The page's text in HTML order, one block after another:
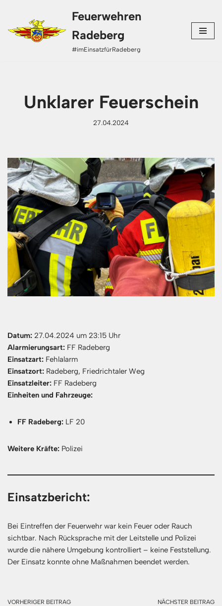
Zum
Inhalt
Feuerwehren
Radeberg
#imEinsatzfürRadeberg
Unklarer Feuerschein
27.04.2024
Datum: 27.04.2024 um 23:15 Uhr
Alarmierungsart: FF Radeberg
Einsatzart: Fehlalarm
Einsatzort: Radeberg, Friedrichtaler Weg
Einsatzleiter: FF Radeberg
Einheiten und Fahrzeuge:
FF Radeberg: LF 20
Weitere Kräfte: Polizei
Einsatzbericht:
Bei Eintreffen der Feuerwehr war kein Feuer oder Rauch
sichtbar. Nach Rücksprache mit der Leitstelle und Polizei
wurde die nähere Umgebung kontrolliert – keine Feststellung.
Der Einsatz konnte ohne Maßnahmen beendet werden.
VORHERIGER BEITRAG NÄCHSTER BEITRAG